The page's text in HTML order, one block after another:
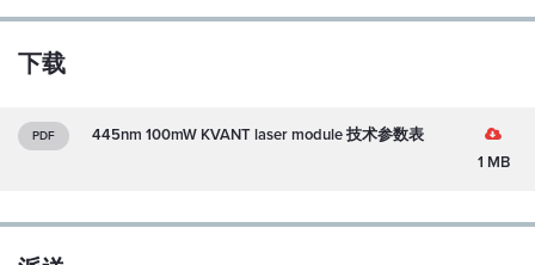
M2（水平/垂直）：
功率稳定性（超过 1 小时，连续运行，预热后和 ±3°C）：
指向稳定性（超过 1 小时，连续运行，预热后和 ±3°C）：
< ±100 µrad
下载
PDF
445nm 100mW KVANT laser module 技术参数表
1 MB